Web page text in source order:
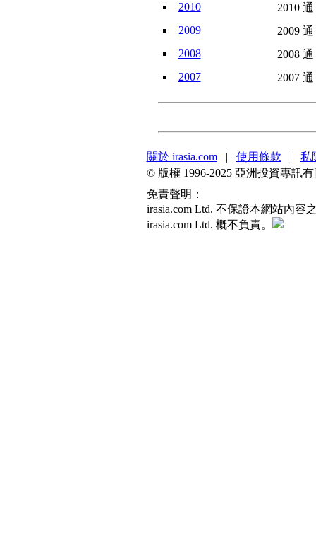
2010
2010
2009
2009
2008
2008
2007
2007
關於 irasia.com| 使用條款 | 私
© 版權 1996-2025 亞洲投資專訊
免責聲明：
irasia.com Ltd. 不保證本網站內
irasia.com Ltd. 概不負責。